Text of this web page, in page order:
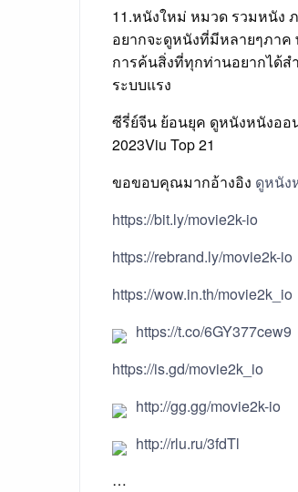
11.หนังใหม่ หมวด รวมหนัง
อยากจะดูหนังที่มีหลายๆภาค
การค้นสิ่งที่ทุกท่านอยากได้ส
ระบบแรง
ซีรี่ย์จีน ย้อนยุค ดูหนังหนังออ
2023Viu Top 21
ขอขอบคุณมากอ้างอิง ดูหนัง
https://bit.ly/movie2k-io
https://rebrand.ly/movie2k-io
https://wow.in.th/movie2k_io
https://t.co/6GY377cew9
https://is.gd/movie2k_io
http://gg.gg/movie2k-io
http://rlu.ru/3fdTl
…